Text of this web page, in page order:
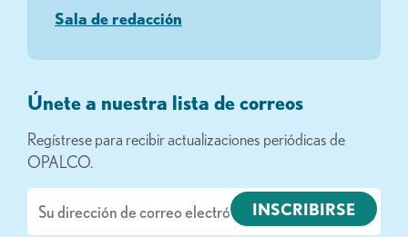
Sala de redacción
Únete a nuestra lista de correos
Regístrese para recibir actualizaciones periódicas de
OPALCO.
electrónico